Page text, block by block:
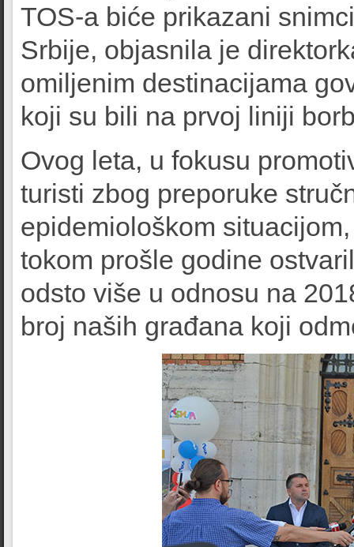
TOS-a biće prikazani
Srbije, objasnila je
omiljenim destinacijama
koji su bili na prvoj liniji
Ovog leta, u fokusu
turisti zbog preporuke
epidemiološkom
tokom prošle godine
odsto više u odnosu na
broj naših građana koji